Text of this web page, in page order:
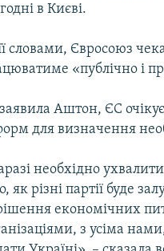
в Києві.
словами, Євросоюз
«публічно і
Аштон, ЄС
для визначення
необхідно
як різні партії буде
економічних
з усіма